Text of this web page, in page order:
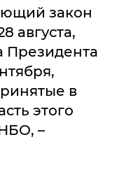
закон
августа,
Президента
в
этого
–